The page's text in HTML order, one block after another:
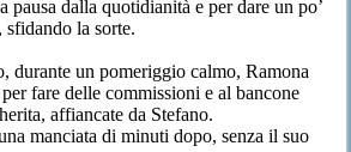
pausa dalla quotidianità e per dare un po’
la sorte.
durante un pomeriggio calmo, Ramona
fare delle commissioni e al bancone
affiancate da Stefano.
manciata di minuti dopo, senza il suo